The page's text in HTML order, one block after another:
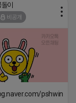
이
비공개
pshwin2/